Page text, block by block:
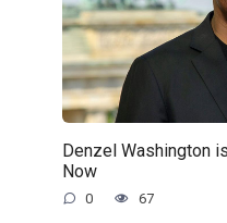
Denzel Washington
Now
0 67